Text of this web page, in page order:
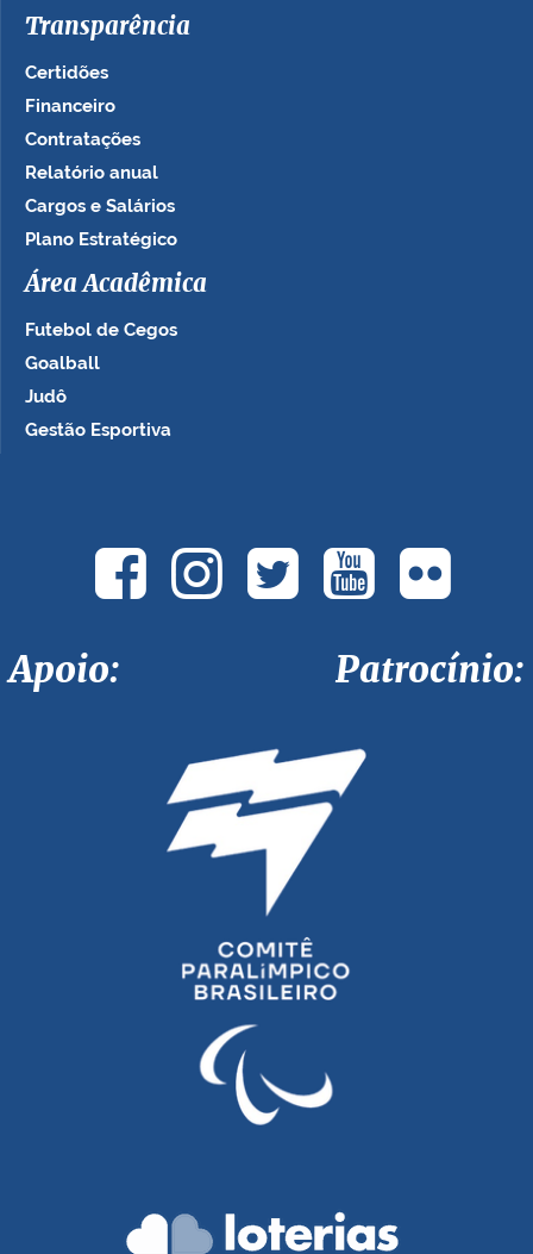
Transparência
Certidões
Financeiro
Contratações
Relatório anual
Cargos e Salários
Plano Estratégico
Área Acadêmica
Futebol de Cegos
Goalball
Judô
Gestão Esportiva
Apoio: Patrocínio: